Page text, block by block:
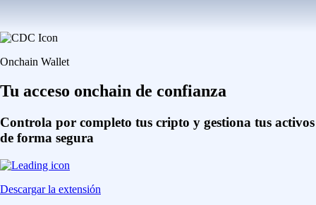
Onchain Wallet
Tu acceso onchain de confianza
Controla por completo tus cripto y gestiona tus activos
de forma segura
Descargar la extensión